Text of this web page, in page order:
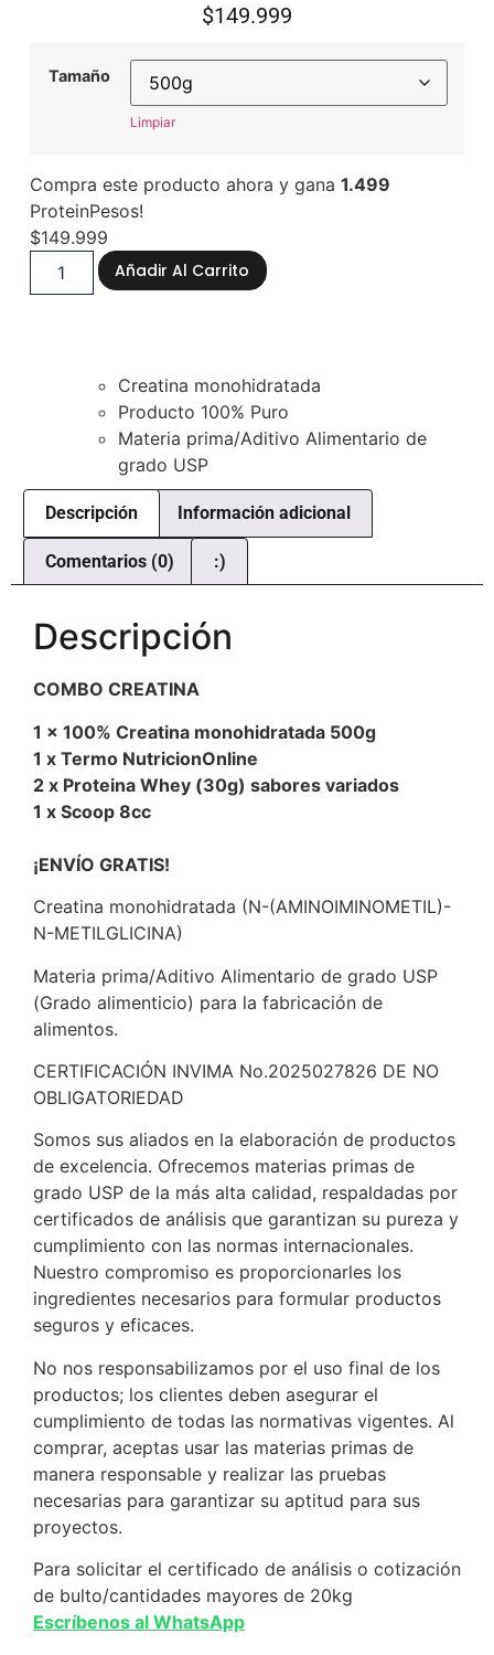
$149.999
Tamaño
Limpiar
Compra este producto ahora y gana 1.499
ProteinPesos!
$149.999
Añadir Al Carrito
Creatina monohidratada
Producto 100% Puro
Materia prima/Aditivo Alimentario de
grado USP
Descripción Información adicional
Comentarios (0) :)
Descripción
COMBO CREATINA
1 x 100% Creatina monohidratada 500g
1 x Termo NutricionOnline
2 x Proteina Whey (30g) sabores variados
1 x Scoop 8cc
¡ENVÍO GRATIS!
Creatina monohidratada (N-(AMINOIMINOMETIL)-
N-METILGLICINA)
Materia prima/Aditivo Alimentario de grado USP
(Grado alimenticio) para la fabricación de
alimentos.
CERTIFICACIÓN INVIMA No.2025027826 DE NO
OBLIGATORIEDAD
Somos sus aliados en la elaboración de productos
de excelencia. Ofrecemos materias primas de
grado USP de la más alta calidad, respaldadas por
certificados de análisis que garantizan su pureza y
cumplimiento con las normas internacionales.
Nuestro compromiso es proporcionarles los
ingredientes necesarios para formular productos
seguros y eficaces.
No nos responsabilizamos por el uso final de los
productos; los clientes deben asegurar el
cumplimiento de todas las normativas vigentes. Al
comprar, aceptas usar las materias primas de
manera responsable y realizar las pruebas
necesarias para garantizar su aptitud para sus
proyectos.
Para solicitar el certificado de análisis o cotización
de bulto/cantidades mayores de 20kg
Escríbenos al WhatsApp